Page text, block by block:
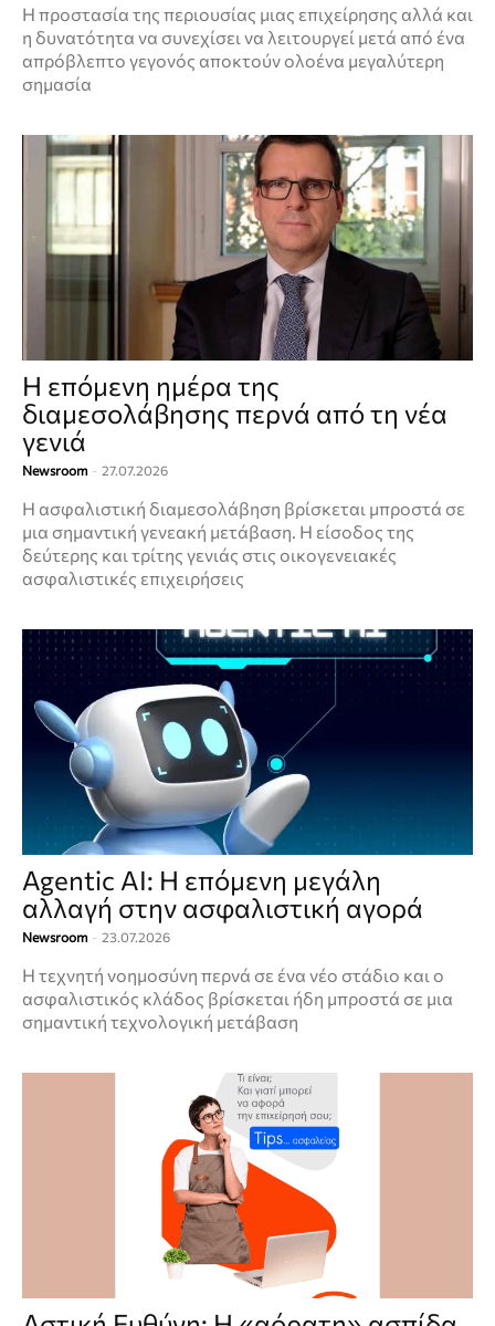
Η προστασία της περιουσίας μιας επιχείρησης αλλά και
η δυνατότητα να συνεχίσει να λειτουργεί μετά από ένα
απρόβλεπτο γεγονός αποκτούν ολοένα μεγαλύτερη
σημασία
Η επόμενη ημέρα της
διαμεσολάβησης περνά από τη νέα
γενιά
Newsroom - 27.07.2026
Η ασφαλιστική διαμεσολάβηση βρίσκεται μπροστά σε
μια σημαντική γενεακή μετάβαση. Η είσοδος της
δεύτερης και τρίτης γενιάς στις οικογενειακές
ασφαλιστικές επιχειρήσεις
Agentic AI: Η επόμενη μεγάλη
αλλαγή στην ασφαλιστική αγορά
Newsroom - 23.07.2026
Η τεχνητή νοημοσύνη περνά σε ένα νέο στάδιο και ο
ασφαλιστικός κλάδος βρίσκεται ήδη μπροστά σε μια
σημαντική τεχνολογική μετάβαση